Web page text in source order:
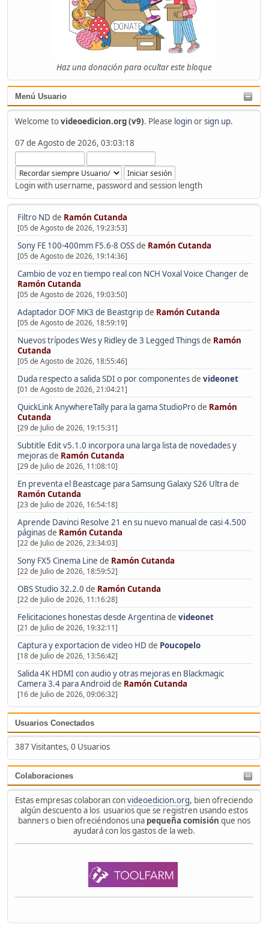
Haz una donación para ocultar este bloque
Menú Usuario
Welcome tovideoedicion.org (v9). Please loginorsign up.
07 de Agosto de 2026, 03:03:18
Login with username, password and session length
Filtro ND de Ramón Cutanda
[05 de Agosto de 2026, 19:23:53]
Sony FE 100-400mm F5.6-8 OSSde Ramón Cutanda
[05 de Agosto de 2026, 19:14:36]
Cambio de voz en tiempo real con NCH Voxal Voice Changerde
Ramón Cutanda
[05 de Agosto de 2026, 19:03:50]
Adaptador DOF MK3 de Beastgripde Ramón Cutanda
[05 de Agosto de 2026, 18:59:19]
Nuevos trípodes Wes y Ridley de 3 Legged Thingsde Ramón
Cutanda
[05 de Agosto de 2026, 18:55:46]
Duda respecto a salida SDI o por componentesde videonet
[01 de Agosto de 2026, 21:04:21]
QuickLink AnywhereTally para la gama StudioProde Ramón
Cutanda
[29 de Julio de 2026, 19:15:31]
Subtitle Edit v5.1.0 incorpora una larga lista de novedades y
mejorasde Ramón Cutanda
[29 de Julio de 2026, 11:08:10]
En preventa el Beastcage para Samsung Galaxy S26 Ultrade
Ramón Cutanda
[23 de Julio de 2026, 16:54:18]
Aprende Davinci Resolve 21 en su nuevo manual de casi 4.500
páginasde Ramón Cutanda
[22 de Julio de 2026, 23:34:03]
Sony FX5 Cinema Line de Ramón Cutanda
[22 de Julio de 2026, 18:59:52]
OBS Studio 32.2.0 de Ramón Cutanda
[22 de Julio de 2026, 11:16:28]
Felicitaciones honestas desde Argentinade videonet
[21 de Julio de 2026, 19:32:11]
Captura y exportacion de video HD de Poucopelo
[18 de Julio de 2026, 13:56:42]
Salida 4K HDMI con audio y otras mejoras en Blackmagic
Camera 3.4 para Android de Ramón Cutanda
[16 de Julio de 2026, 09:06:32]
Usuarios Conectados
387 Visitantes, 0 Usuarios
Colaboraciones
Estas empresas colaboran convideoedicion.org, bien ofreciendo
algún descuento a los usuarios que se registren usando estos
banners o bien ofreciéndonos una pequeña comisión que nos
ayudará con los gastos de la web.